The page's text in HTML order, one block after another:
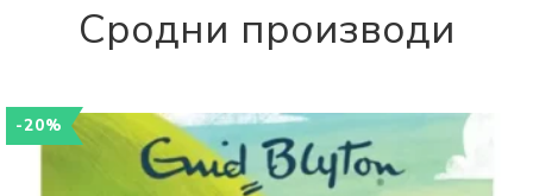
Сродни производи
-20%